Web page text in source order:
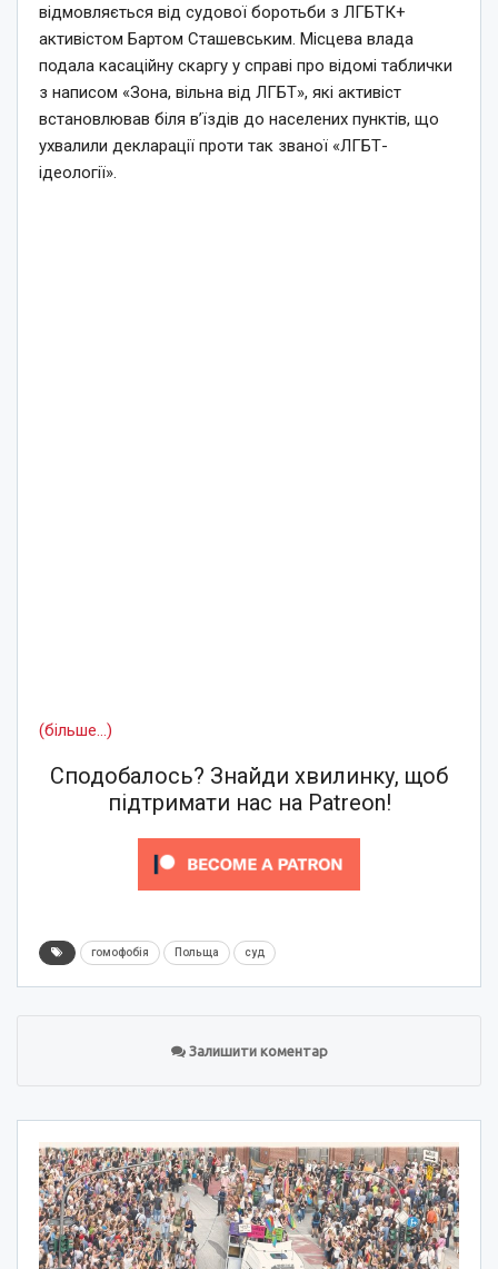
відмовляється від судової боротьби з ЛГБТК+
активістом Бартом Сташевським. Місцева влада
подала касаційну скаргу у справі про відомі таблички
з написом «Зона, вільна від ЛГБТ», які активіст
встановлював біля в’їздів до населених пунктів, що
ухвалили декларації проти так званої «ЛГБТ-
ідеології».
(більше…)
Сподобалось? Знайди хвилинку, щоб
підтримати нас на Patreon!
гомофобія Польща суд
Залишити коментар